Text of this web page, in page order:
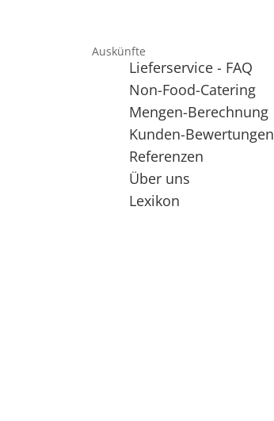
Auskünfte
Lieferservice - FAQ
Non-Food-Catering
Mengen-Berechnung
Kunden-Bewertungen
Referenzen
Über uns
Lexikon